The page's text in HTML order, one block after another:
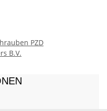
PZD
B.V.